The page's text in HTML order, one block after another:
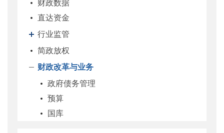
财政数据
直达资金
行业监管
简政放权
财政改革与业务
政府债务管理
预算
国库